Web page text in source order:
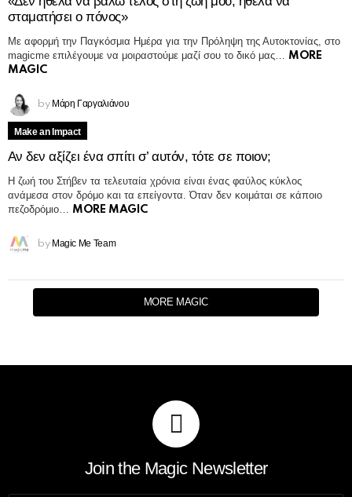
σταματήσει ο πόνος»
Με αφορμή την Παγκόσμια Ημέρα για την Πρόληψη της Αυτοκτονίας, στο
magicme επιλέγουμε να μοιραστούμε μαζί σου το δικό μας…
MORE
MAGIC
by Μάρη Γαργαλιάνου
Make an Impact
Αν δεν αξίζει ένα σπίτι σ’ αυτόν, τότε σε ποιον;
Η ζωή του Στήβεν τα τελευταία χρόνια είναι ένας φαύλος κύκλος
ανάμεσα στον δρόμο και τα επείγοντα. Όταν δεν κοιμάται σε κάποιο
πεζοδρόμιο…
MORE MAGIC
by Magic Me Team
MORE MAGIC
Join the Magic Newsletter